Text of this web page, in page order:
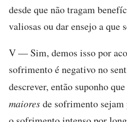
desde que não tragam
valiosas ou dar ensejo a que
V — Sim, demos isso por
sofrimento é negativo no
descrever, então suponho que
maioresde sofrimento